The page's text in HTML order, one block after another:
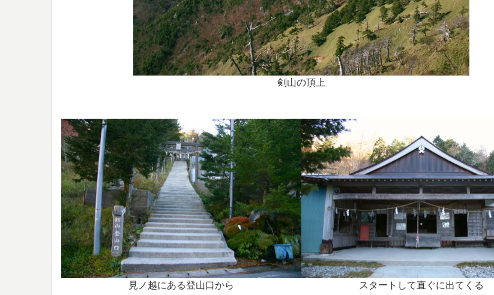
剣山の頂上
見ノ越にある登山口から
スタートして直ぐに出てくる